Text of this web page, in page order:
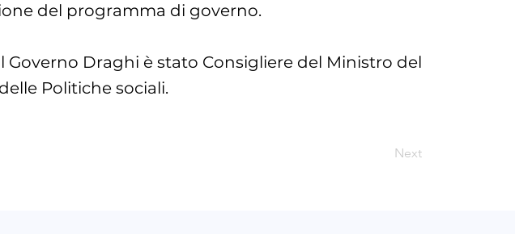
del programma di governo.
Governo Draghi è stato Consigliere del Ministro del
Politiche sociali.
Next